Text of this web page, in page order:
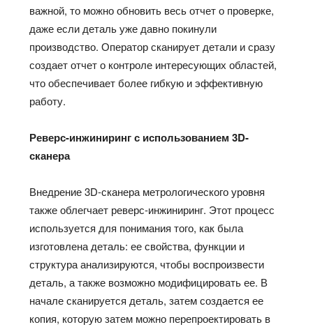
важной, то можно обновить весь отчет о проверке,
даже если деталь уже давно покинули
производство. Оператор сканирует детали и сразу
создает отчет о контроле интересующих областей,
что обеспечивает более гибкую и эффективную
работу.
Реверс-инжиниринг с использованием 3D-
сканера
Внедрение 3D-сканера метрологического уровня
также облегчает реверс-инжиниринг. Этот процесс
используется для понимания того, как была
изготовлена деталь: ее свойства, функции и
структура анализируются, чтобы воспроизвести
деталь, а также возможно модифицировать ее. В
начале сканируется деталь, затем создается ее
копия, которую затем можно перепроектировать в